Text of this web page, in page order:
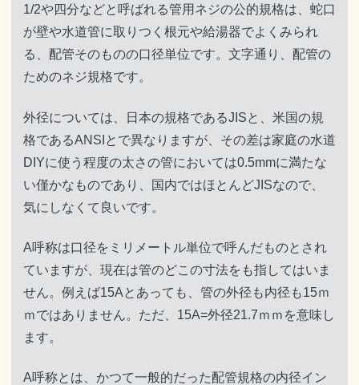
1/2や四分などと呼ばれる管用ネジの公的規格は、蛇口
が壁や水道管に取りつく根元や給湯器でよくみられ
る、配管そのものの口径単位です。文字通り、配管の
ためのネジ規格です。
外径については、日本の規格であるJISと、米国の規
格であるANSIとで異なりますが、その差は家庭の水道
DIYに使う程度の太さの管においては0.5mmに満たな
い僅かなものであり、国内ではほとんどJISなので、
気にしなくて良いです。
A呼称は口径をミリメートル単位で呼んだものとされ
ていますが、現在は管のどこの寸法をも指してはいま
せん。例えば15Aとあっても、管の外径も内径も15ｍ
ｍではありません。ただ、15A=外径21.7ｍｍを意味し
ます。
A呼称とは、かつて一般的だった配管規格の内径イン